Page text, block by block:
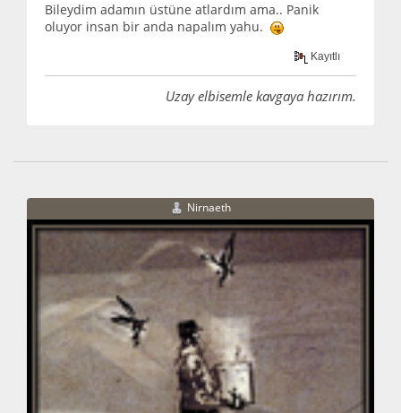
Bileydim adamın üstüne atlardım ama.. Panik
oluyor insan bir anda napalım yahu.
Kayıtlı
Uzay elbisemle kavgaya hazırım.
Nirnaeth